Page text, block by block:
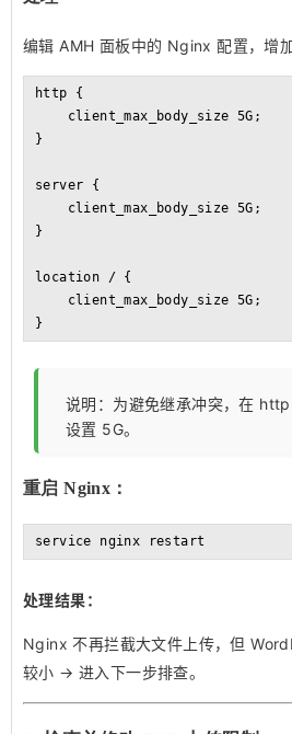
编辑 AMH 面板中的 Nginx 配置，增加
http {
    client_max_body_size 5G;
}
server {
    client_max_body_size 5G;
}
location / {
    client_max_body_size 5G;
}
说明：为避免继承冲突，在
设置 5G。
重启 Nginx：
service nginx restart
处理结果：
Nginx 不再拦截大文件上传，但
较小 → 进入下一步排查。